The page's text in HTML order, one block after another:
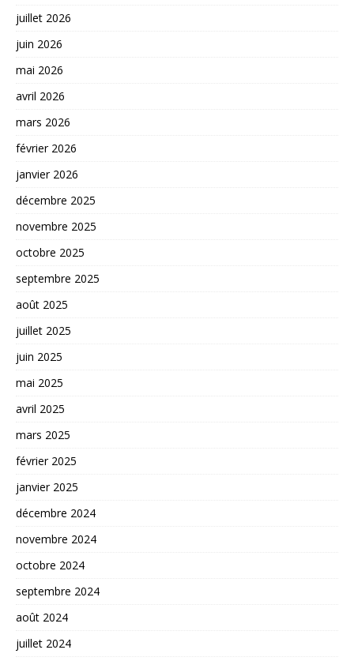
juillet 2026
juin 2026
mai 2026
avril 2026
mars 2026
février 2026
janvier 2026
décembre 2025
novembre 2025
octobre 2025
septembre 2025
août 2025
juillet 2025
juin 2025
mai 2025
avril 2025
mars 2025
février 2025
janvier 2025
décembre 2024
novembre 2024
octobre 2024
septembre 2024
août 2024
juillet 2024